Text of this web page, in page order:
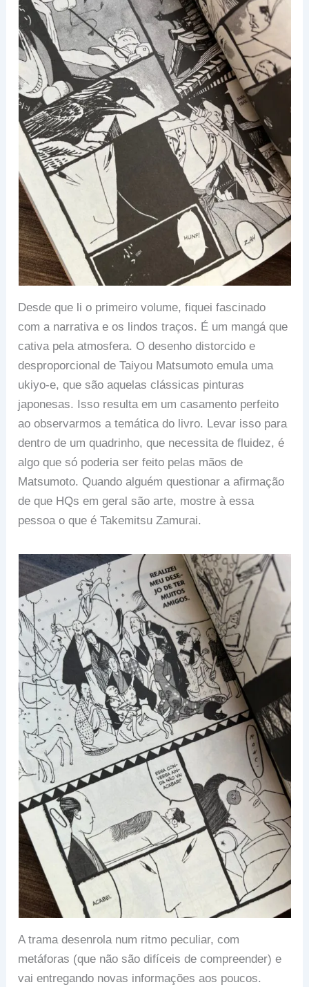
Desde que li o primeiro volume, fiquei fascinado
com a narrativa e os lindos traços. É um mangá que
cativa pela atmosfera. O desenho distorcido e
desproporcional de Taiyou Matsumoto emula uma
ukiyo-e, que são aquelas clássicas pinturas
japonesas. Isso resulta em um casamento perfeito
ao observarmos a temática do livro. Levar isso para
dentro de um quadrinho, que necessita de fluidez, é
algo que só poderia ser feito pelas mãos de
Matsumoto. Quando alguém questionar a afirmação
de que HQs em geral são arte, mostre à essa
pessoa o que é Takemitsu Zamurai.
A trama desenrola num ritmo peculiar, com
metáforas (que não são difíceis de compreender) e
vai entregando novas informações aos poucos.